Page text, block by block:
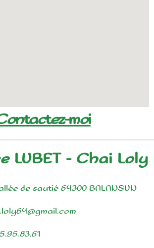
moi
LUBET - Chai Loly
de sautié 64300 BALANSUN